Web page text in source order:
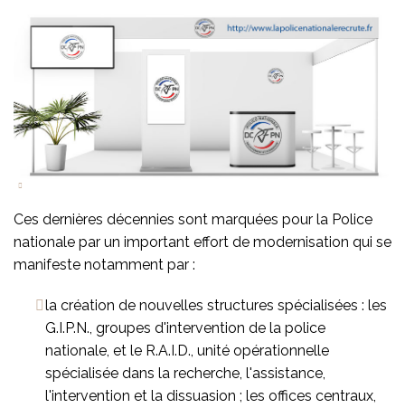
Ces dernières décennies sont marquées pour la Police
nationale par un important effort de modernisation qui se
manifeste notamment par :
la création de nouvelles structures spécialisées : les
G.I.P.N., groupes d'intervention de la police
nationale, et le R.A.I.D., unité opérationnelle
spécialisée dans la recherche, l'assistance,
l'intervention et la dissuasion ; les offices centraux,